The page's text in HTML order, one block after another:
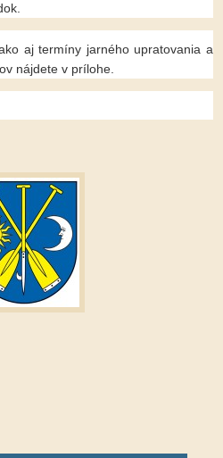
aj termíny jarného upratovania a
nájdete v prílohe.